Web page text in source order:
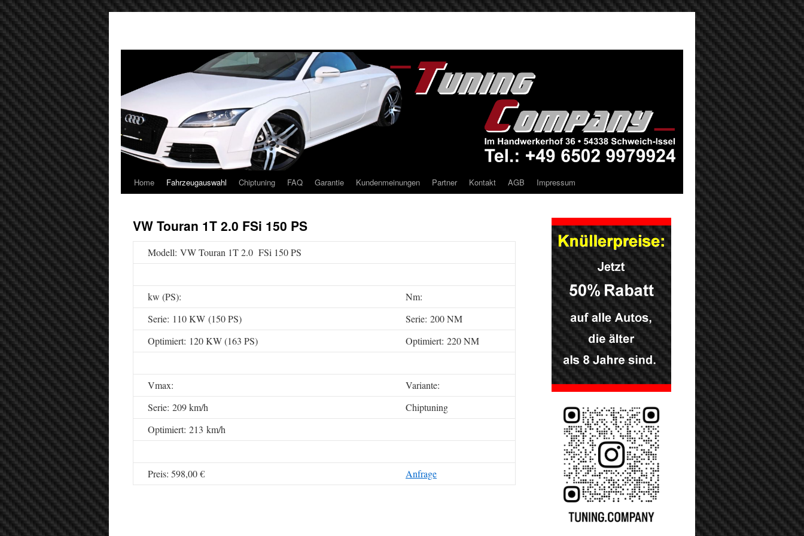
Home Fahrzeugauswahl Chiptuning FAQ Garantie Kundenmeinungen Partner Kontakt AGB Impressum
VW Touran 1T 2.0 FSi 150 PS
Modell: VW Touran 1T 2.0 FSi 150 PS
kw (PS):
Nm:
Serie: 110 KW (150 PS)
Serie: 200 NM
Optimiert: 120 KW (163 PS)
Optimiert: 220 NM
Vmax:
Variante:
Serie: 209 km/h
Chiptuning
Optimiert: 213 km/h
Preis: 598,00 € Anfrage